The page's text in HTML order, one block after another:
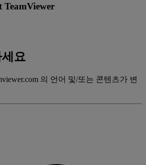
요
의 언어 및/또는 콘텐츠가 변